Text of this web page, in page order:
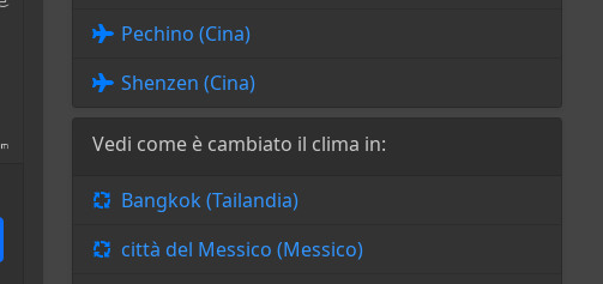
Pechino (Cina)
Shenzen (Cina)
Vedi come è cambiato il clima in:
Bangkok (Tailandia)
città del Messico (Messico)